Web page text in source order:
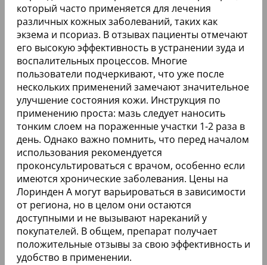
который часто применяется для лечения
различных кожных заболеваний, таких как
экзема и псориаз. В отзывах пациенты отмечают
его высокую эффективность в устранении зуда и
воспалительных процессов. Многие
пользователи подчеркивают, что уже после
нескольких применений замечают значительное
улучшение состояния кожи. Инструкция по
применению проста: мазь следует наносить
тонким слоем на пораженные участки 1-2 раза в
день. Однако важно помнить, что перед началом
использования рекомендуется
проконсультироваться с врачом, особенно если
имеются хронические заболевания. Цены на
Лоринден А могут варьироваться в зависимости
от региона, но в целом они остаются
доступными и не вызывают нареканий у
покупателей. В общем, препарат получает
положительные отзывы за свою эффективность и
удобство в применении.